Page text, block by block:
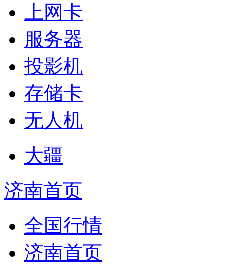
上网卡
服务器
投影机
存储卡
无人机
大疆
济南首页
全国行情
济南首页